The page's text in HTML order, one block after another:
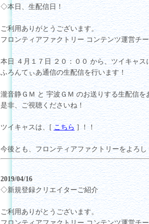
◇本日、生配信日！
ご利用ありがとうございます。
フロンティアファクトリー コンテンツ運営チ
本日 ４月１７日 ２０：００ から、ツイキャス
ふろんてぃあ通信の生配信を行います！
瀧音静ＧＭ と 宇波ＧＭ のお送りする生配信を
是非、ご視聴くださいね！
ツイキャスは、[こちら] ！！
今後とも、フロンティアファクトリーをよろ
2019/04/16
◇新規登録クリエイターご紹介
ご利用ありがとうございます。